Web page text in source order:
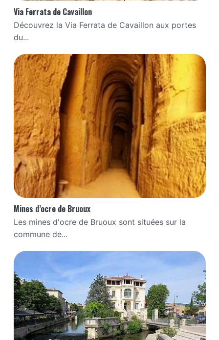
Via Ferrata de Cavaillon
Découvrez la Via Ferrata de Cavaillon aux portes
du...
Mines d’ocre de Bruoux
Les mines d'ocre de Bruoux sont situées sur la
commune de...